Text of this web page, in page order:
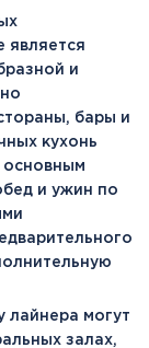
является
и
бары и
кухонь
основным
и ужин по
лайнера могут
залах,